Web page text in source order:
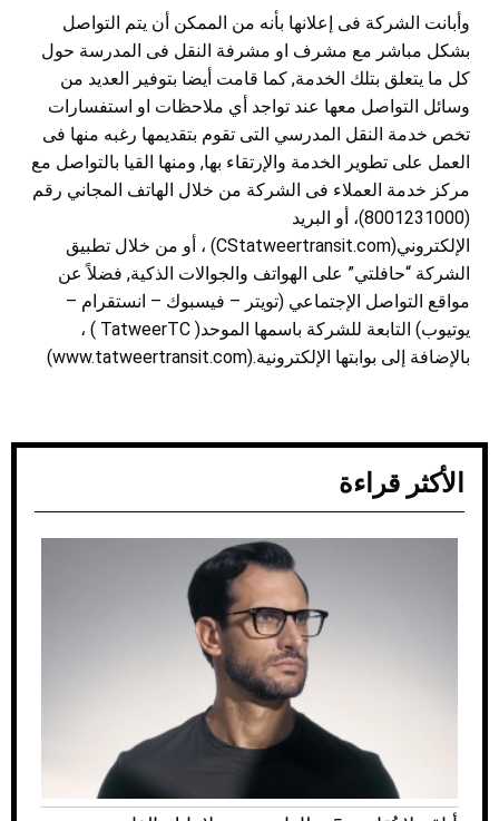
وأبانت الشركة فى إعلانها بأنه من الممكن أن يتم التواصل
بشكل مباشر مع مشرف او مشرفة النقل فى المدرسة حول
كل ما يتعلق بتلك الخدمة, كما قامت أيضا بتوفير العديد من
وسائل التواصل معها عند تواجد أي ملاحظات او استفسارات
تخص خدمة النقل المدرسي التى تقوم بتقديمها رغبه منها فى
العمل على تطوير الخدمة والإرتقاء بها, ومنها القيا بالتواصل مع
مركز خدمة العملاء فى الشركة من خلال الهاتف المجاني رقم
(8001231000)، أو البريد
الإلكتروني(CStatweertransit.com) ، أو من خلال تطبيق
الشركة “حافلتي” على الهواتف والجوالات الذكية, فضلاً عن
مواقع التواصل الإجتماعي (تويتر – فيسبوك – انستقرام –
يوتيوب) التابعة للشركة باسمها الموحد( TatweerTC ) ،
بالإضافة إلى بوابتها الإلكترونية(www.tatweertransit.com).
الأكثر قراءة